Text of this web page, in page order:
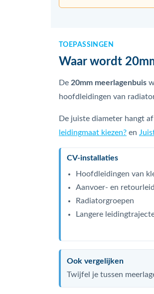
TOEPASSINGEN
Waar wordt
De 20mm meerlagenbuis
hoofdleidingen van
De juiste diameter hangt
leidingmaat kiezen? en
CV-installaties
Hoofdleidingen van
Aanvoer- en
Radiatorgroepen
Langere
Ook vergelijken
Twijfel je tussen